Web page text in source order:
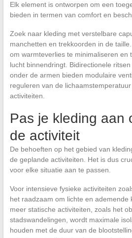
Elk element is ontworpen om een
bieden in termen van comfort en
Zoek naar kleding met verstelbare
manchetten en trekkoorden in de
om warmteverlies te minimaliseren en
lucht binnendringt. Bidirectionele
onder de armen bieden modulaire
reguleren van de
activiteiten.
Pas je kleding aan
de activiteit
De behoeften op het gebied van
de geplande activiteiten. Het is dus
voor elke situatie aan te passen.
Voor intensieve fysieke activiteiten
het raadzaam om lichte en ademende
meer statische activiteiten, zoals het
stadswandelingen, wordt maximale
houden met de duur van de